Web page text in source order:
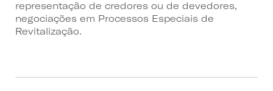
representação de credores ou de devedores,
negociações em Processos Especiais de
Revitalização.